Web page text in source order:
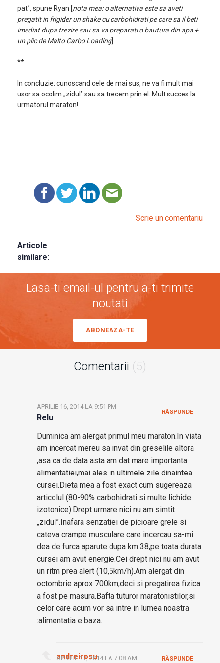
pat”, spune Ryan [nota mea: o alternativa este sa aveti
pregatit in frigider un shake cu carbohidrati pe care sa il beti
imediat dupa trezire sau sa va preparati o bautura din apa +
un plic de Malto Carbo Loading].
**
In concluzie: cunoscand cele de mai sus, ne va fi mult mai
usor sa ocolim „zidul” sau sa trecem prin el. Mult succes la
urmatorul maraton!
Scrie un comentariu
Articole
similare:
Lasa-ti email-ul pentru a-ti trimite
noutati
ABONEAZA-TE
Comentarii (5)
Relu
APRILIE 16, 2014 LA 9:51 PM
Duminica am alergat primul meu maraton.In viata
am incercat mereu sa invat din greselile altora
,asa ca de data asta am dat mare importanta
alimentatiei,mai ales in ultimele zile dinaintea
cursei.Dieta mea a fost exact cum sugereaza
articolul (80-90% carbohidrati si multe lichide
izotonice).Drept urmare nici nu am simtit
„zidul”.Inafara senzatiei de picioare grele si
cateva crampe musculare care incercau sa-mi
dea de furca aparute dupa km 38,pe toata durata
cursei am avut energie.Cei drept nici nu am avut
un ritm prea alert (10,5km/h).Am alergat din
octombrie aprox 700km,deci si pregatirea fizica
a fost pe masura.Bafta tuturor maratonistilor,si
celor care acum vor sa intre in lumea noastra
:alimentatia e baza.
RĂSPUNDE
andreirosu
APRILIE 17, 2014 LA 7:08 AM RĂSPUNDE